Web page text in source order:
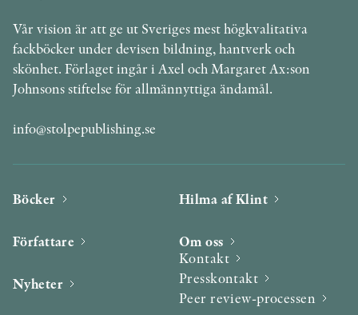
Vår vision är att ge ut Sveriges mest högkvalitativa
fackböcker under devisen bildning, hantverk och
skönhet. Förlaget ingår i Axel och Margaret Ax:son
Johnsons stiftelse för allmännyttiga ändamål.
info@stolpepublishing.se
Böcker
Författare
Nyheter
Hilma af Klint
Om oss
Kontakt
Presskontakt
Peer review-processen